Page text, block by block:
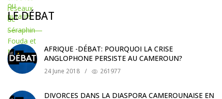
LE DÉBAT
AFRIQUE -DÉBAT: POURQUOI LA CRISE
ANGLOPHONE PERSISTE AU CAMEROUN?
24 June 2018 / 261977
DIVORCES DANS LA DIASPORA CAMEROUNAISE EN